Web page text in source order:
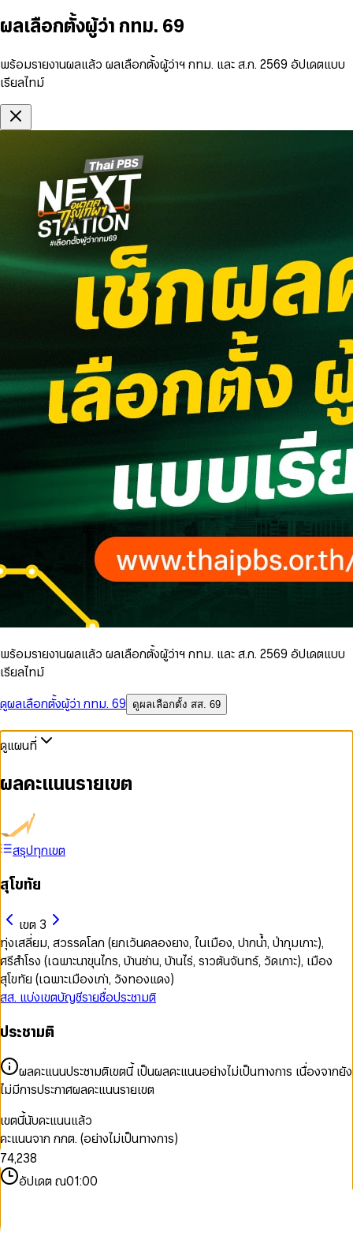
ผลเลือกตั้งผู้ว่า กทม. 69
พร้อมรายงานผลแล้ว ผลเลือกตั้งผู้ว่าฯ กทม. และ ส.ก. 2569 อัปเดตแบบ
เรียลไทม์
พร้อมรายงานผลแล้ว ผลเลือกตั้งผู้ว่าฯ กทม. และ ส.ก. 2569 อัปเดตแบบ
เรียลไทม์
ดูผลเลือกตั้งผู้ว่า กทม. 69
ดูผลเลือกตั้ง สส. 69
ดูแผนที่
ผลคะแนนรายเขต
สรุปทุกเขต
สุโขทัย
เขต 3
ทุ่งเสลี่ยม, สวรรคโลก (ยกเว้นคลองยาง, ในเมือง, ปากน้ำ, ป่ากุมเกาะ),
ศรีสำโรง (เฉพาะนาขุนไกร, บ้านซ่าน, บ้านไร่, ราวต้นจันทร์, วัดเกาะ), เมือง
สุโขทัย (เฉพาะเมืองเก่า, วังทองแดง)
สส. แบ่งเขตบัญชีรายชื่อประชามติ
ประชามติ
ผลคะแนนประชามติเขตนี้ เป็นผลคะแนนอย่างไม่เป็นทางการ เนื่องจากยัง
ไม่มีการประกาศผลคะแนนรายเขต
เขตนี้นับคะแนนแล้ว
คะแนนจาก กกต. (อย่างไม่เป็นทางการ)
0
1
2
3
4
5
6
7
8
9
0
1
2
3
4
5
6
,
0
1
2
3
4
0
1
2
3
4
5
0
2
3
4
5
6
7
8
9
อัปเดต ณ01:00